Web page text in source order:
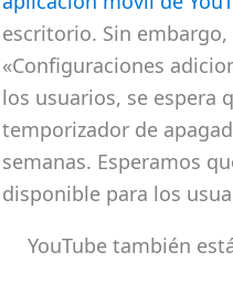
escritorio. Sin
«Configuraciones
los usuarios, se espera
temporizador de
semanas. Esperamos
disponible para los
YouTube también